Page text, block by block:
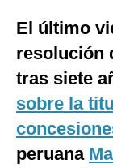
Tecnología
Club del Suscriptor
Mix
El último
resolución
tras siete
sobre la
peruana